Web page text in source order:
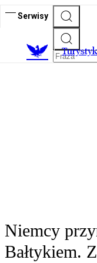
Serwisy
T
Niemcy
Bałtykiem.